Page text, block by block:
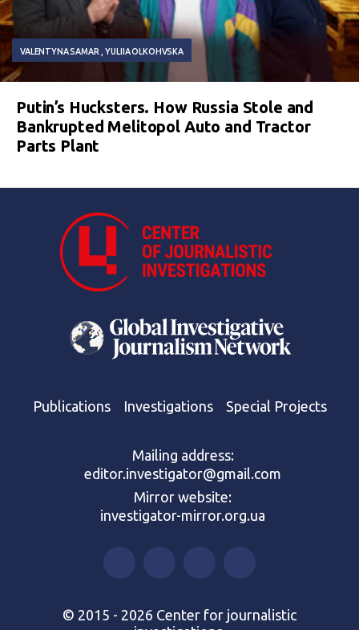
VALENTYNA SAMAR YULIIA OLKOHVSKA
Putin’s Hucksters. How Russia Stole and
Bankrupted Melitopol Auto and Tractor
Parts Plant
Publications Investigations Special Projects
Mailing address:
editor.investigator@gmail.com
Mirror website:
investigator-mirror.org.ua
© 2015 - 2026 Center for journalistic